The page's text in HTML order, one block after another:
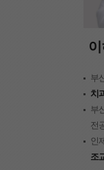
부
치
부
전
인
조